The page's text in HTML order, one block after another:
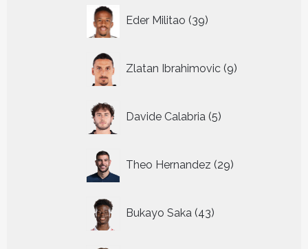
Eder Militao 39
producten
Zlatan Ibrahimovic 9
producten
Davide Calabria 5
producten
Theo Hernandez 29
producten
Bukayo Saka 43
producten